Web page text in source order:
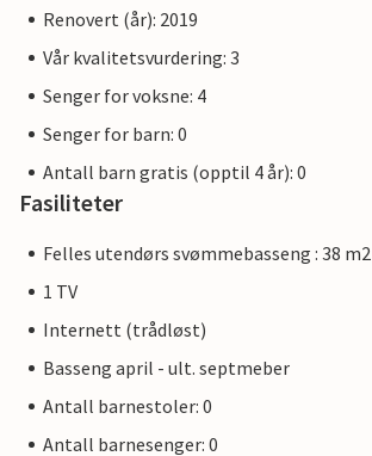
Renovert (år): 2019
Vår kvalitetsvurdering: 3
Senger for voksne: 4
Senger for barn: 0
Antall barn gratis (opptil 4 år): 0
Fasiliteter
Felles utendørs svømmebasseng : 38 m2
1 TV
Internett (trådløst)
Basseng april - ult. septmeber
Antall barnestoler: 0
Antall barnesenger: 0